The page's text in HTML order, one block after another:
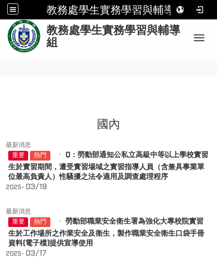
教務處學生實務學習與輔導組
教務處學生實務學習與輔導
組
國內
最新消息
重要
熱門
Q：勞動部通知公私立高級中等以上學校實習
生於實習期間，遭受實習場域之實習指導人員（含兼具事業單
位最高負責人）性騷擾之法令適用及調查處理程序
2025- 03/19
最新消息
重要
熱門
勞動部職業安全衛生署為強化大專校院實習
生於工作場所之作業安全及衛生，製作職業安全衛生口袋手冊
資料(電子檔)提供宣導使用
2025- 03/17